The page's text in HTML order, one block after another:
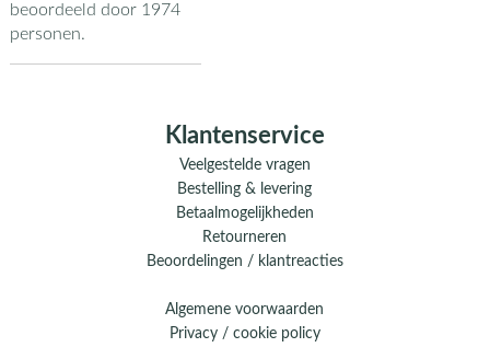
beoordeeld door 1974
personen.
Klantenservice
Veelgestelde vragen
Bestelling & levering
Betaalmogelijkheden
Retourneren
Beoordelingen / klantreacties
Algemene voorwaarden
Privacy / cookie policy